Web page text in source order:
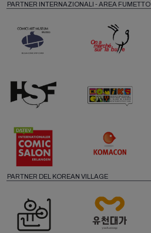
PARTNER INTERNAZIONALI - AREA FUMETTO
PARTNER DEL KOREAN VILLAGE